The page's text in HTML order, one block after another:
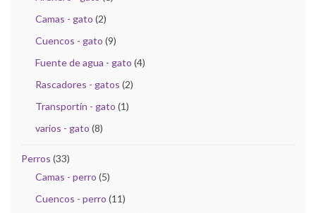
Camas - gato (2)
Cuencos - gato (9)
Fuente de agua - gato (4)
Rascadores - gatos (2)
Transportín - gato (1)
varios - gato (8)
Perros (33)
Camas - perro (5)
Cuencos - perro (11)